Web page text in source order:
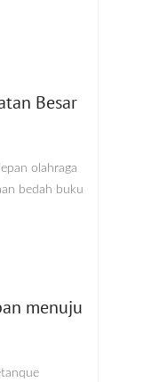
Besar
olahraga
bedah buku
menuju